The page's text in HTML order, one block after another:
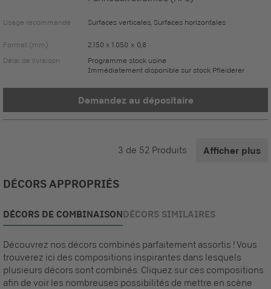
Usage recommandé Surfaces verticales, Surfaces horizontales
Format (mm)
2.150 x 1.050 x 0,8
Délai de livraison
Programme stock usine
Immédiatement disponible sur stock Pfleiderer
Demandez au dépositaire
3 de 52 Produits Afficher plus
DÉCORS APPROPRIÉS
DÉCORS DE COMBINAISONDÉCORS SIMILAIRES
Découvrez nos décors combinés parfaitement assortis ! Vous
trouverez ici des compositions inspirantes dans lesquels
plusieurs décors sont combinés. Cliquez sur ces compositions
afin de voir les nombreuses possibilités de mettre en scène